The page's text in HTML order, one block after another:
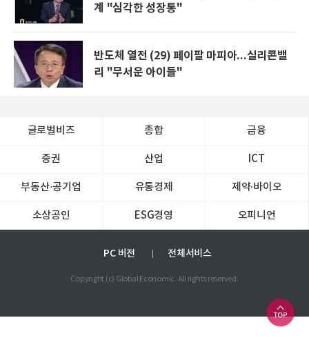
계 "심각한 성장통"
반도체 열전 (29) 페이팔 마피아...실리콘밸
리 "무서운 아이들"
글로벌비즈 종합 금융
증권 산업 ICT
부동산·공기업 유통경제 제약∙바이오
소상공인 ESG경영 오피니언
PC 버전 전체서비스
Copyright (c) Global Economic. All rights reserved.